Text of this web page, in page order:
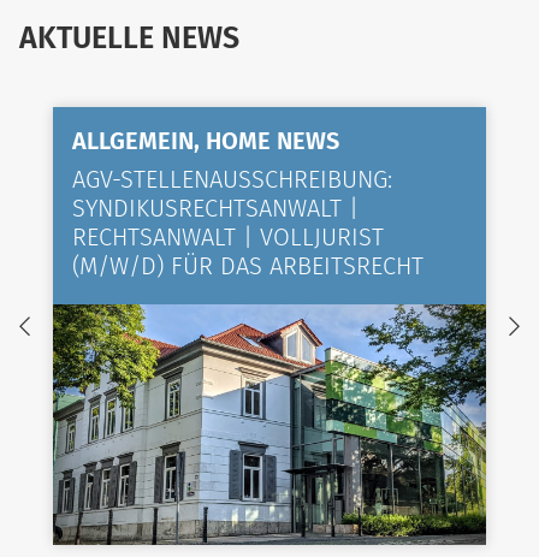
AKTUELLE NEWS
ALLGEMEIN, HOME NEWS
AGV-STELLENAUSSCHREIBUNG:
SYNDIKUSRECHTSANWALT |
RECHTSANWALT | VOLLJURIST
(M/W/D) FÜR DAS ARBEITSRECHT